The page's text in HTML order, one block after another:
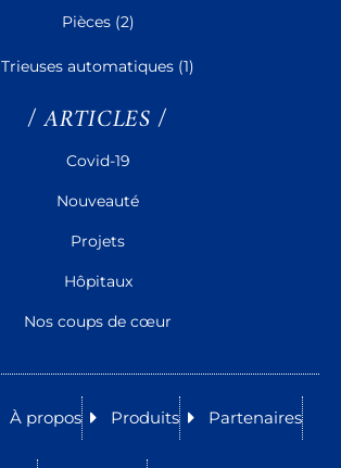
Pièces (2)
Trieuses automatiques (1)
/ ARTICLES /
Covid-19
Nouveauté
Projets
Hôpitaux
Nos coups de cœur
À propos Produits Partenaires